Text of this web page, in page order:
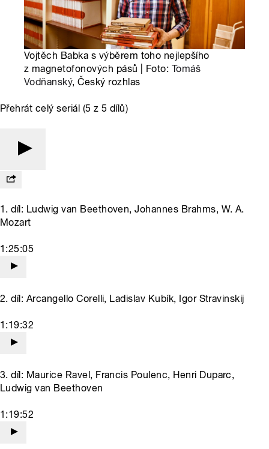
Vojtěch Babka s výběrem toho nejlepšího
z magnetofonových pásů | Foto: Tomáš
Vodňanský, Český rozhlas
Přehrát celý seriál (5 z 5 dílů)
1. díl: Ludwig van Beethoven, Johannes Brahms, W. A.
Mozart
1:25:05
2. díl: Arcangello Corelli, Ladislav Kubík, Igor Stravinskij
1:19:32
3. díl: Maurice Ravel, Francis Poulenc, Henri Duparc,
Ludwig van Beethoven
1:19:52